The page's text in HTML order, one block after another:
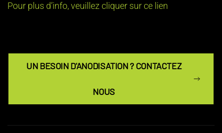
Pour plus d’info, veuillez cliquer sur ce lien
UN BESOIN D'ANODISATION ? CONTACTEZ
NOUS